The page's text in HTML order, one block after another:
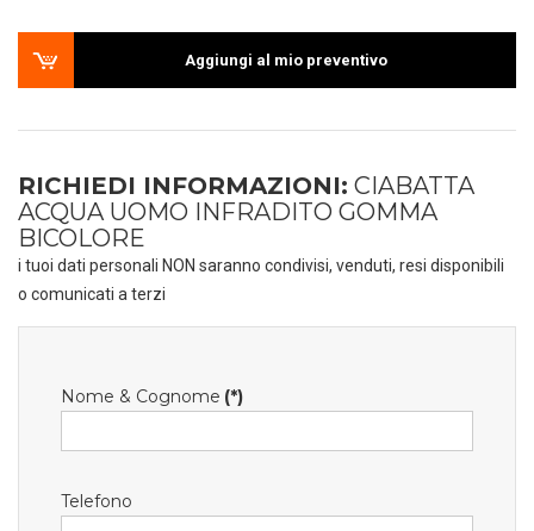
Aggiungi al mio preventivo
RICHIEDI INFORMAZIONI: CIABATTA
ACQUA UOMO INFRADITO GOMMA
BICOLORE
i tuoi dati personali NON saranno condivisi, venduti, resi disponibili
o comunicati a terzi
Nome & Cognome (*)
Telefono